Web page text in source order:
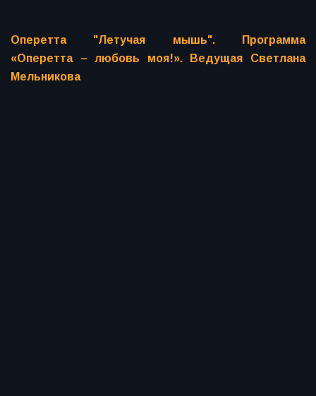
Оперетта "Летучая мышь". Программа
«Оперетта – любовь моя!». Ведущая Светлана
Мельникова